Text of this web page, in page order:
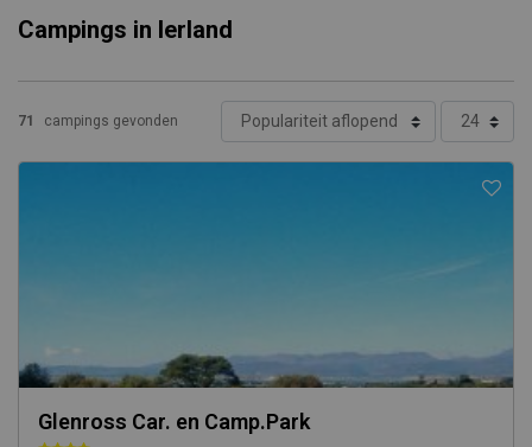
Campings in Ierland
71 campings gevonden
Glenross Car. en Camp.Park